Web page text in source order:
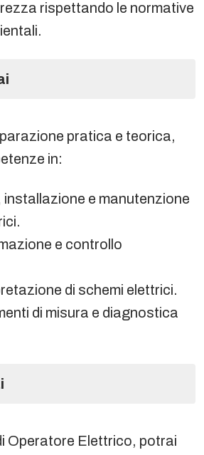
rispettando le normative
pratica e teorica,
in:
e manutenzione
e controllo
di schemi elettrici.
di misura e diagnostica
Operatore Elettrico, potrai